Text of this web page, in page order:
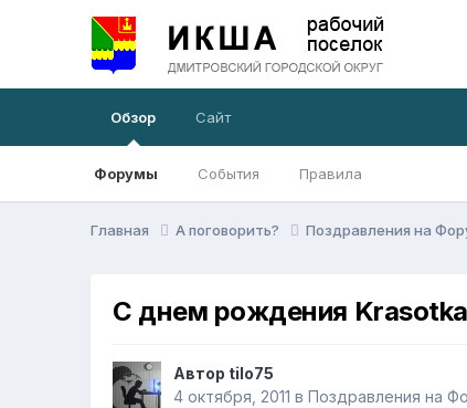
Обзор
Форумы События Правила
Сайт
Главная А поговорить? Поздравления на
С днем рождения
Автор tilo75
4 октября, 2011 вПоздравления на